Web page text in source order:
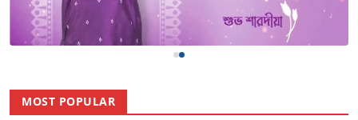
MOST POPULAR